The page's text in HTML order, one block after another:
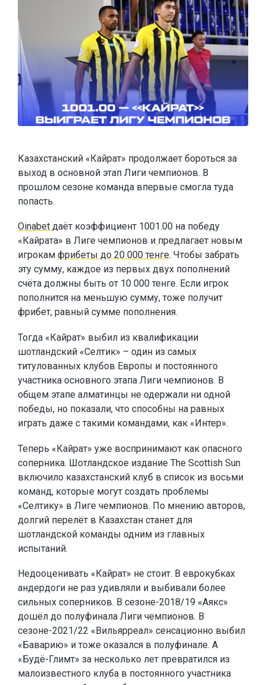
Казахстанский «Кайрат» продолжает бороться за
выход в основной этап Лиги чемпионов. В
прошлом сезоне команда впервые смогла туда
попасть.
Oinabet даёт коэффициент 1001.00 на победу
«Кайрата» в Лиге чемпионов и предлагает новым
игрокам фрибеты до 20 000 тенге. Чтобы забрать
эту сумму, каждое из первых двух пополнений
счёта должны быть от 10 000 тенге. Если игрок
пополнится на меньшую сумму, тоже получит
фрибет, равный сумме пополнения.
Тогда «Кайрат» выбил из квалификации
шотландский «Селтик» – один из самых
титулованных клубов Европы и постоянного
участника основного этапа Лиги чемпионов. В
общем этапе алматинцы не одержали ни одной
победы, но показали, что способны на равных
играть даже с такими командами, как «Интер».
Теперь «Кайрат» уже воспринимают как опасного
соперника. Шотландское издание The Scottish Sun
включило казахстанский клуб в список из восьми
команд, которые могут создать проблемы
«Селтику» в Лиге чемпионов. По мнению авторов,
долгий перелёт в Казахстан станет для
шотландской команды одним из главных
испытаний.
Недооценивать «Кайрат» не стоит. В еврокубках
андердоги не раз удивляли и выбивали более
сильных соперников. В сезоне-2018/19 «Аякс»
дошёл до полуфинала Лиги чемпионов. В
сезоне-2021/22 «Вильярреал» сенсационно выбил
«Баварию» и тоже оказался в полуфинале. А
«Будё-Глимт» за несколько лет превратился из
малоизвестного клуба в постоянного участника